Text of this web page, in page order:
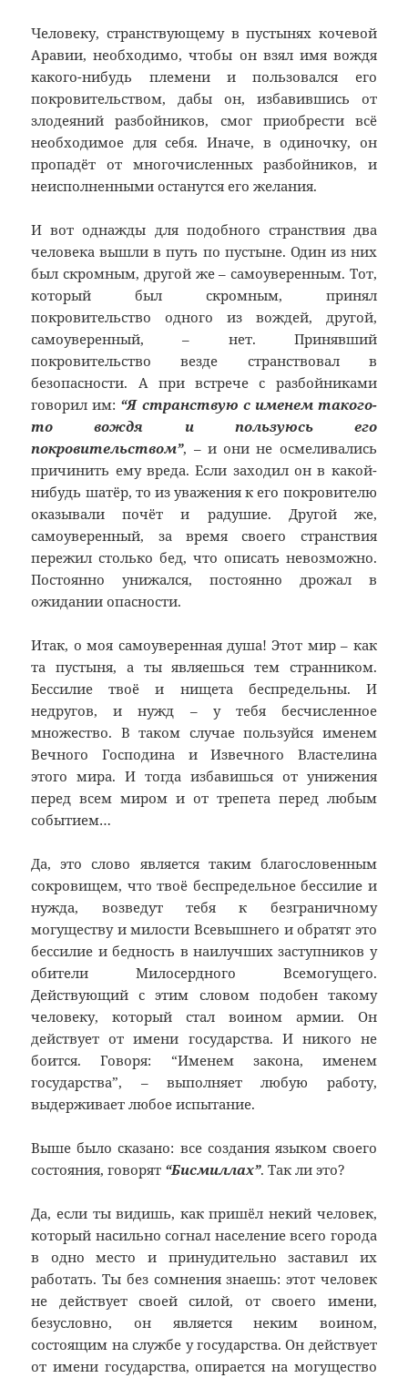
Человеку, странствующему в пустынях кочевой
Аравии, необходимо, чтобы он взял имя вождя
какого-нибудь племени и пользовался его
покровительством, дабы он, избавившись от
злодеяний разбойников, смог приобрести всё
необходимое для себя. Иначе, в одиночку, он
пропадёт от многочисленных разбойников, и
неисполненными останутся его желания.
И вот однажды для подобного странствия два
человека вышли в путь по пустыне. Один из них
был скромным, другой же – самоуверенным. Тот,
который был скромным, принял
покровительство одного из вождей, другой,
самоуверенный, – нет. Принявший
покровительство везде странствовал в
безопасности. А при встрече с разбойниками
говорил им: “Я странствую с именем такого-
то вождя и пользуюсь его
покровительством”, – и они не осмеливались
причинить ему вреда. Если заходил он в какой-
нибудь шатёр, то из уважения к его покровителю
оказывали почёт и радушие. Другой же,
самоуверенный, за время своего странствия
пережил столько бед, что описать невозможно.
Постоянно унижался, постоянно дрожал в
ожидании опасности.
Итак, о моя самоуверенная душа! Этот мир – как
та пустыня, а ты являешься тем странником.
Бессилие твоё и нищета беспредельны. И
недругов, и нужд – у тебя бесчисленное
множество. В таком случае пользуйся именем
Вечного Господина и Извечного Властелина
этого мира. И тогда избавишься от унижения
перед всем миром и от трепета перед любым
событием…
Да, это слово является таким благословенным
сокровищем, что твоё беспредельное бессилие и
нужда, возведут тебя к безграничному
могуществу и милости Всевышнего и обратят это
бессилие и бедность в наилучших заступников у
обители Милосердного Всемогущего.
Действующий с этим словом подобен такому
человеку, который стал воином армии. Он
действует от имени государства. И никого не
боится. Говоря: “Именем закона, именем
государства”, – выполняет любую работу,
выдерживает любое испытание.
Выше было сказано: все создания языком своего
состояния, говорят “Бисмиллах”. Так ли это?
Да, если ты видишь, как пришёл некий человек,
который насильно согнал население всего города
в одно место и принудительно заставил их
работать. Ты без сомнения знаешь: этот человек
не действует своей силой, от своего имени,
безусловно, он является неким воином,
состоящим на службе у государства. Он действует
от имени государства, опирается на могущество